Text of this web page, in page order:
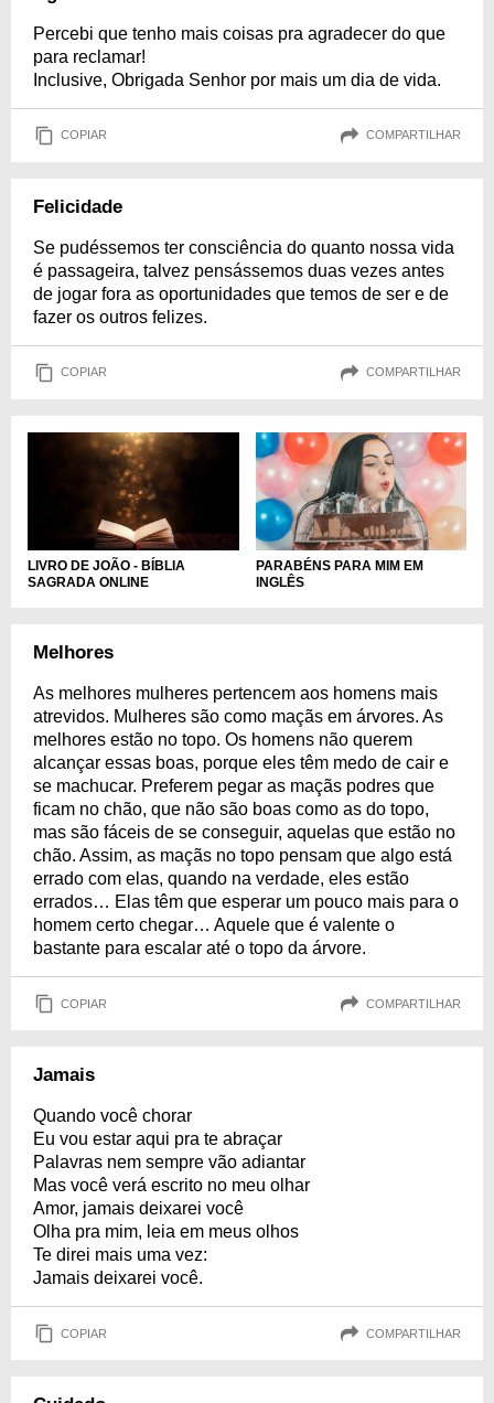
Percebi que tenho mais coisas pra agradecer do que
para reclamar!
Inclusive, Obrigada Senhor por mais um dia de vida.
COPIAR COMPARTILHAR
Felicidade
Se pudéssemos ter consciência do quanto nossa vida
é passageira, talvez pensássemos duas vezes antes
de jogar fora as oportunidades que temos de ser e de
fazer os outros felizes.
COPIAR COMPARTILHAR
LIVRO DE JOÃO - BÍBLIA
SAGRADA ONLINE
PARABÉNS PARA MIM EM
INGLÊS
Melhores
As melhores mulheres pertencem aos homens mais
atrevidos. Mulheres são como maçãs em árvores. As
melhores estão no topo. Os homens não querem
alcançar essas boas, porque eles têm medo de cair e
se machucar. Preferem pegar as maçãs podres que
ficam no chão, que não são boas como as do topo,
mas são fáceis de se conseguir, aquelas que estão no
chão. Assim, as maçãs no topo pensam que algo está
errado com elas, quando na verdade, eles estão
errados… Elas têm que esperar um pouco mais para o
homem certo chegar… Aquele que é valente o
bastante para escalar até o topo da árvore.
COPIAR COMPARTILHAR
Jamais
Quando você chorar
Eu vou estar aqui pra te abraçar
Palavras nem sempre vão adiantar
Mas você verá escrito no meu olhar
Amor, jamais deixarei você
Olha pra mim, leia em meus olhos
Te direi mais uma vez:
Jamais deixarei você.
COPIAR COMPARTILHAR